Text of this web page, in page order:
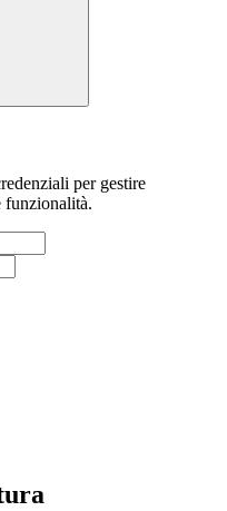
per gestire
funzionalità.